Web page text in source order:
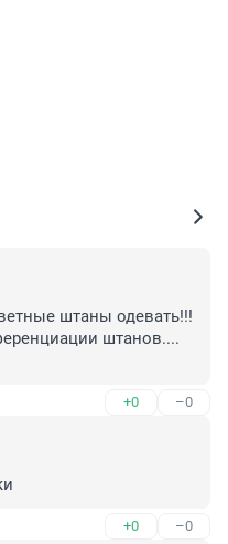
штаны одевать!!!
штанов....
+0 –0
+0 –0